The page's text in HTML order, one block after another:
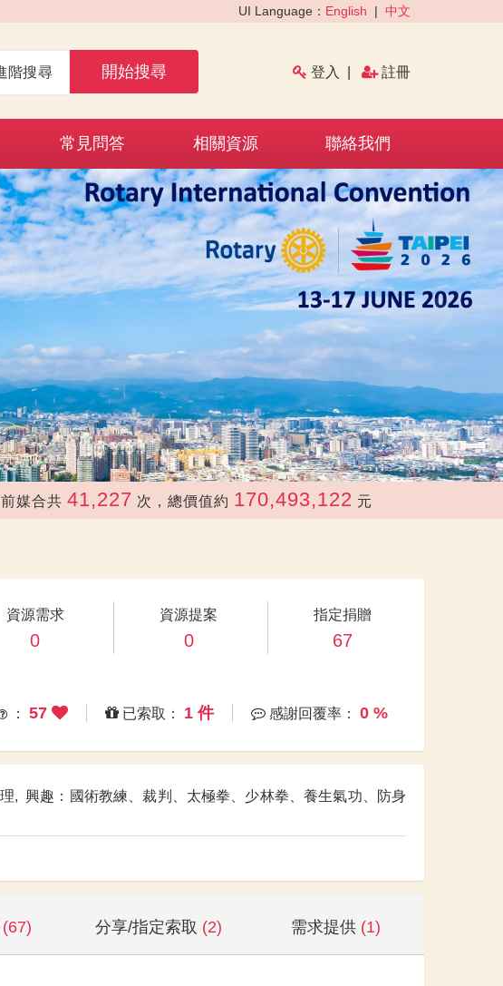
UI Language： English | 中文
階搜尋 開始搜尋 登入 註冊
常見問答 相關資源 聯絡我們
›
次，總價值約 170,493,122 元
資源需求
0
資源提案
0
指定捐贈
67
感謝回覆率： 0 %
已索取： 1 件
： 57
, 興趣：國術教練、裁判、太極拳、少林拳、養生氣功、防身
(67) 分享/指定索取 (2) 需求提供 (1)